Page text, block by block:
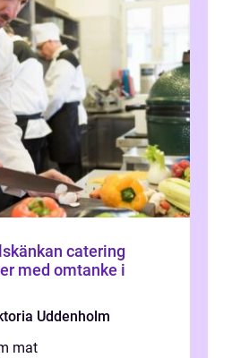
catering
med omtanke i
Uddenholm
mat